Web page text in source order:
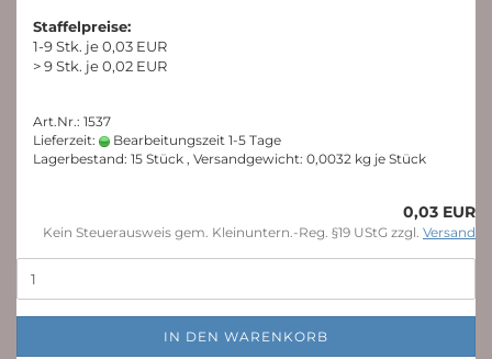
Staffelpreise:
1-9 Stk. je 0,03 EUR
> 9 Stk. je 0,02 EUR
Art.Nr.: 1537
Lieferzeit:
Bearbeitungszeit 1-5 Tage
Lagerbestand: 15 Stück , Versandgewicht: 0,0032 kg je Stück
0,03 EUR
Kein Steuerausweis gem. Kleinuntern.-Reg. §19 UStG zzgl. Versand
IN DEN WARENKORB